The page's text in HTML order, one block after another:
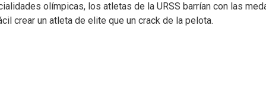
olímpicas, los atletas de la URSS barrían con las
crear un atleta de elite que un crack de la pelota.